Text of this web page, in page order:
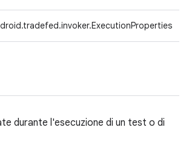
durante l'esecuzione di un test o di